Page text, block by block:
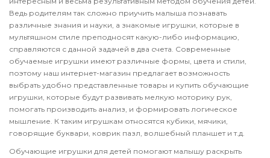
Ведь родителям так сложно приучить малыша познавать
различные знания и науки, а знакомые игрушки, которые в
мультяшном стиле преподносят какую-либо информацию,
справляются с данной задачей в два счета. Современные
обучаемые игрушки имеют различные формы, цвета и стили,
поэтому наш интернет-магазин предлагает возможность
выбрать удобно представленные товары и купить обучающие
игрушки, которые будут развивать мелкую моторику рук,
помогать производить анализ, и формировать логическое
мышление. К таким игрушкам относятся кубики, мячики,
говорящие буквари, коврик пазл, волшебный планшет и т.д.
Обучающие игрушки для детей помогают малышу раскрыть